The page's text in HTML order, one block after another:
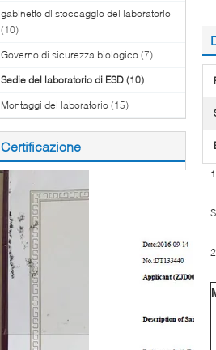
gabinetto di stoccaggio del laboratorio
(10)
Governo di sicurezza biologico (7)
Sedie del laboratorio di ESD (10)
Montaggi del laboratorio (15)
Certificazione